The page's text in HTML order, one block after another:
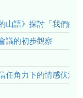
山語》探討「我們的
議的初步觀察
角力下的情感伏流